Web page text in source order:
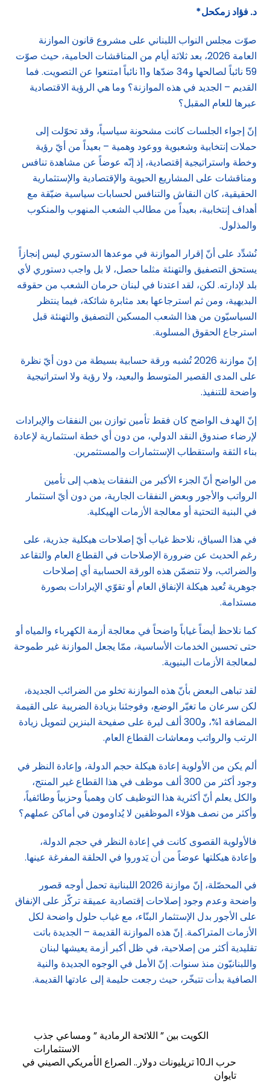
د. فؤاد زمكحل*
صوّت مجلس النواب اللبناني على مشروع قانون الموازنة
العامة 2026، بعد ثلاثة أيام من المناقشات الحامية، حيث صوّت
59 نائباً لصالحها و34 ضدّها و11 نائباً امتنعوا عن التصويت. فما
القديم – الجديد في هذه الموازنة؟ وما هي الرؤية الاقتصادية
عبرها للعام المقبل؟
إنّ إجواء الجلسات كانت مشحونة سياسياً، وقد تحوّلت إلى
حملات إنتخابية وشعبوية ووعود وهمية – بعيداً من أيّ رؤية
وخطة واستراتيجية إقتصادية، إذ إنّه عوضاً عن مشاهدة تنافس
ومناقشات على المشاريع الحيوية والإقتصادية والإستثمارية
الحقيقية، كان النقاش والتنافس لحسابات سياسية ضيّقة مع
أهداف إنتخابية، بعيداً من مطالب الشعب المنهوب والمنكوب
والمذلول.
نُشدِّد على أنّ إقرار الموازنة في موعدها الدستوري ليس إنجازاً
يستحق التصفيق والتهنئة مثلما حصل، لا بل واجب دستوري لأي
بلد لإدارته. لكن، لقد اعتدنا في لبنان حرمان الشعب من حقوقه
البديهية، ومن ثم استرجاعها بعد مثابرة شائكة، فيما ينتظر
السياسيّون من هذا الشعب المسكين التصفيق والتهنئة قبل
استرجاع الحقوق المسلوبة.
إنّ موازنة 2026 تُشبه ورقة حسابية بسيطة من دون أيّ نظرة
على المدى القصير المتوسط والبعيد، ولا رؤية ولا استراتيجية
واضحة للتنفيذ.
إنّ الهدف الواضح كان فقط تأمين توازن بين النفقات والإيرادات
لإرضاء صندوق النقد الدولي، من دون أي خطة استثمارية لإعادة
بناء الثقة واستقطاب الإستثمارات والمستثمرين.
من الواضح أنّ الجزء الأكبر من النفقات يذهب إلى تأمين
الرواتب والأجور وبعض النفقات الجارية، من دون أيّ استثمار
في البنية التحتية أو معالجة الأزمات الهيكلية.
في هذا السياق، نلاحظ غياب أيّ إصلاحات هيكلية جذرية، على
رغم الحديث عن ضرورة الإصلاحات في القطاع العام والتقاعد
والضرائب، ولا تتضمّن هذه الورقة الحسابية أي إصلاحات
جوهرية تُعيد هيكلة الإنفاق العام أو تقوّي الإيرادات بصورة
مستدامة.
كما نلاحظ أيضاً غياباً واضحاً في معالجة أزمة الكهرباء والمياه أو
حتى تحسين الخدمات الأساسية، ممّا يجعل الموازنة غير طموحة
لمعالجة الأزمات البنيوية.
لقد تباهى البعض بأنّ هذه الموازنة تخلو من الضرائب الجديدة،
لكن سرعان ما تغيّر الوضع، وفوجئنا بزيادة الضريبة على القيمة
المضافة 1%، و300 ألف ليرة على صفيحة البنزين لتمويل زيادة
الرتب والرواتب ومعاشات القطاع العام.
ألم يكن من الأولوية إعادة هيكلة حجم الدولة، وإعادة النظر في
وجود أكثر من 300 ألف موظف في هذا القطاع غير المنتج،
والكل يعلم أنّ أكثرية هذا التوظيف كان وهمياً وحزبياً وطائفياً،
وأكثر من نصف هؤلاء الموظفين لا يُداومون في أماكن عملهم؟
فالأولوية القصوى كانت في إعادة النظر في حجم الدولة،
وإعادة هيكلتها عوضاً من أن يَدوروا في الحلقة المفرغة عينها.
في المحصّلة، إنّ موازنة 2026 اللبنانية تحمل أوجه قصور
واضحة وعدم وجود إصلاحات إقتصادية عميقة تركّز على الإنفاق
على الأجور بدل الإستثمار البنّاء، مع غياب حلول واضحة لكل
الأزمات المتراكمة. إنّ هذه الموازنة القديمة – الجديدة باتت
تقليدية أكثر من إصلاحية، في ظل أكبر أزمة يعيشها لبنان
واللبنانيّون منذ سنوات. إنّ الأمل في الوجوه الجديدة والنية
الصافية بدأت تتبخّر، حيث رجعت حليمة إلى عادتها القديمة.
الكويت بين ” اللائحة الرمادية ” ومساعي جذب
الاستثمارات
حرب الـ10 تريليونات دولار.. الصراع الأمريكي الصيني في
تايوان